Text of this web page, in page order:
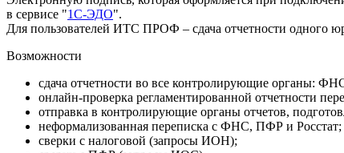
в сервисе "1С-ЭДО".
Для пользователей ИТС ПРОФ – сдача отчетности одного
Возможности
сдача отчетности во все контролирующие органы:
онлайн-проверка регламентированной отчетности
отправка в контролирующие органы отчетов,
неформализованная переписка с ФНС, ПФР и Росстат;
сверки с налоговой (запросы ИОН);